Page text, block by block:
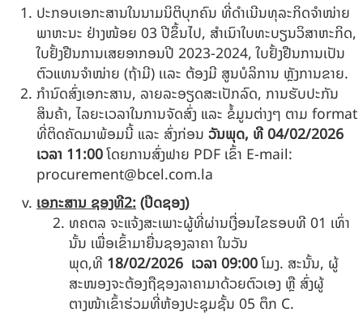
ປະກອບເອກະສານໃນນາມນິຕິບຸກຄົນ ທີ່ດຳເນີນທຸລະກິດຈໍາໜ່າຍ
ພາຫະນະ ຢ່າງໜ້ອຍ 03 ປີຂຶ້ນໄປ, ສໍາເນົາໃບທະບຽນວິສາຫະກິດ,
ໃບຢັ້ງຢືນການເສຍອາກອນປີ 2023-2024, ໃບຢັ້ງຢືນການເປັນ
ຕົວແທນຈໍາໜ່າຍ (ຖ້າມີ) ເເລະ ຕ້ອງມີ ສູນບໍລິການ ຫຼັງການຂາຍ.
ກຳນົດສົ່ງເອກະສານ, ລາຍລະອຽດສະເປັກລົດ, ການຮັບປະກັນ
ສິນຄ້າ, ໄລຍະເວລາໃນການຈັດສົ່ງ ແລະ ຂໍ້ມູນຕ່າງໆ ຕາມ format
ທີ່ຕິດຄັດມາພ້ອມນີ້ ແລະ ສົ່ງກ່ອນ ວັນພຸດ, ທີ 04/02/2026
ເວລາ 11:00ໂດຍການສົ່ງຟາຍ PDF ເຂົ້າ E-mail:
procurement@bcel.com.la
ເອກະສານ ຊອງທີ2:(ປິດຊອງ)
ທຄຕລ ຈະແຈ້ງສະເພາະຜູ້ທີ່ຜ່ານເງື່ອນໄຂຮອບທີ 01 ເທົ່າ
ນັ້ນ ເພື່ອເຂົ້າມາຍື່ນຊອງລາຄາ ໃນວັນ
ພຸດ,ທີ 18/02/2026 ເວລາ 09:00ໂມງ. ສະນັ້ນ, ຜູ້
ສະໜອງຈະຕ້ອງຖືຊອງລາຄາມາດ້ວຍຕົວເອງ ຫຼື ສົ່ງຜູ້
ຕາງໜ້າເຂົ້າຮ່ວມທີ່ຫ້ອງປະຊຸມຊັ້ນ 05 ຕຶກ C.